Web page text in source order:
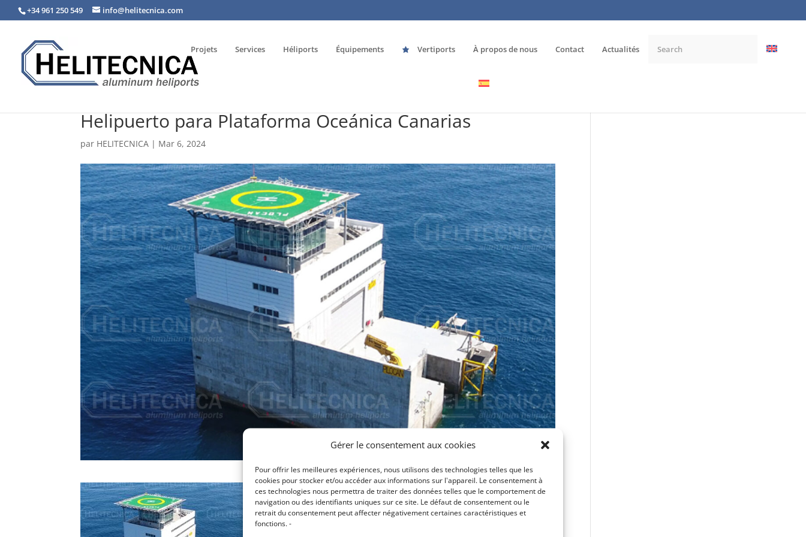
Gérer le consentement aux cookies
Pour offrir les meilleures expériences, nous utilisons des technologies telles que les
cookies pour stocker et/ou accéder aux informations sur l'appareil. Le consentement à
ces technologies nous permettra de traiter des données telles que le comportement de
navigation ou des identifiants uniques sur ce site. Le défaut de consentement ou le
retrait du consentement peut affecter négativement certaines caractéristiques et
fonctions. -
+34 961 250 549 info@helitecnica.com
Projets Services Héliports Équipements Vertiports À propos de nous Contact Actualités
Helipuerto para Plataforma Oceánica Canarias
par HELITECNICA | Mar 6, 2024